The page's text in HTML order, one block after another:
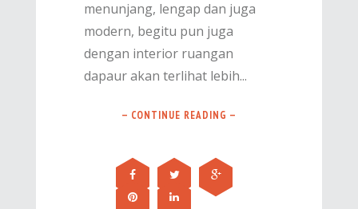
menunjang, lengap dan juga
modern, begitu pun juga
dengan interior ruangan
dapaur akan terlihat lebih...
— CONTINUE READING —